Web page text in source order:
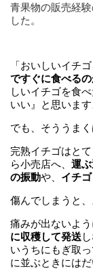
青果物の販売経
した。
「おいしいイチ
ですぐに食べる
しいイチゴを食
いい』と思います
でも、そううまく
完熟イチゴはと
ら小売店へ、 運
の振動や、 イチ
傷んでしまうと
痛みが出ないよ
に収穫して発送
いうちにもぎ取
に並ぶときには